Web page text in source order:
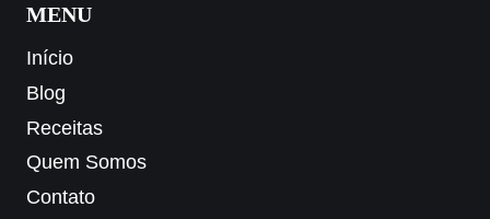
MENU
Início
Blog
Receitas
Quem Somos
Contato